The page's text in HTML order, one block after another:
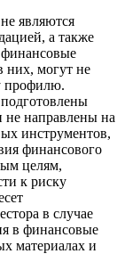
являются
а также
них, могут не
профилю.
направлены на
инструментов,
финансового
целям,
к риску
в случае
в финансовые
материалах и